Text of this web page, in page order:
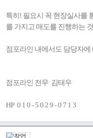
특히! 필요시 꼭 현장실사를
를 가지고 매도를 진행하는
점포라인 내에서도 담당자
점포라인 전무 김태우
HP 0 1 0 - 5 0 2 9 - 0 7 1 3